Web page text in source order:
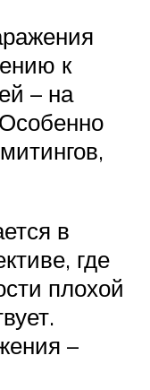
к
– на
в
где
плохой
–